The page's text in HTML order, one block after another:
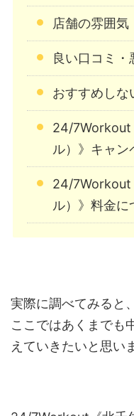
店舗の雰囲気
良い口コミ・
おすすめしな
24/7Workout
ル）》キャン
24/7Workout
ル）》料金に
実際に調べてみると
ここではあくまでも
えていきたいと思い